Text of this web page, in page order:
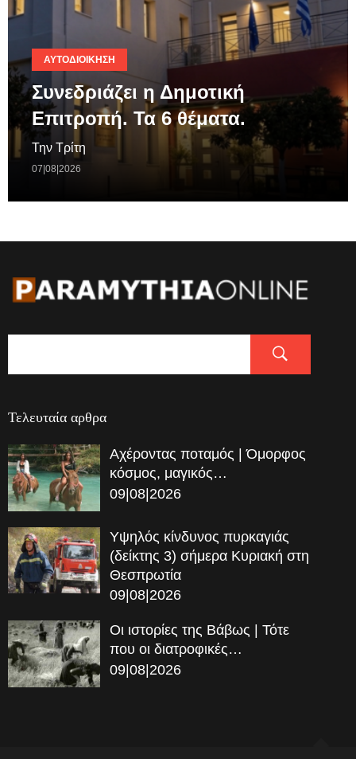
ΑΥΤΟΔΙΟΊΚΗΣΗ
Συνεδριάζει η Δημοτική
Επιτροπή. Τα 6 θέματα.
Την Τρίτη
07|08|2026
Τελευταία αρθρα
Αχέροντας ποταμός | Όμορφος
κόσμος, μαγικός…
09|08|2026
Υψηλός κίνδυνος πυρκαγιάς
(δείκτης 3) σήμερα Κυριακή στη
Θεσπρωτία
09|08|2026
Οι ιστορίες της Βάβως | Τότε
που οι διατροφικές…
09|08|2026